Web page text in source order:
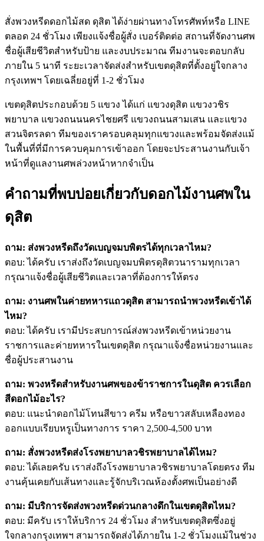
สั่งพวงหรีดดอกไม้สด ดุสิต ได้ง่ายผ่านทางโทรศัพท์หรือ LINE
ตลอด 24 ชั่วโมง เพียงแจ้งชื่อผู้สั่ง เบอร์ติดต่อ สถานที่จัดงานศพ
ชื่อผู้เสียชีวิตสำหรับป้าย และงบประมาณ ทีมงานจะตอบกลับ
ภายใน 5 นาที ระยะเวลาจัดส่งสำหรับเขตดุสิตที่ตั้งอยู่ใจกลาง
กรุงเทพฯ โดยเฉลี่ยอยู่ที่ 1-2 ชั่วโมง
เขตดุสิตประกอบด้วย 5 แขวง ได้แก่ แขวงดุสิต แขวงวชิร
พยาบาล แขวงถนนนครไชยศรี แขวงถนนสามเสน และแขวง
สวนจิตรลดา ทีมของเราครอบคลุมทุกแขวงและพร้อมจัดส่งแม้
ในพื้นที่ที่มีการควบคุมการเข้าออก โดยจะประสานงานกับเจ้า
หน้าที่ดูแลงานศพล่วงหน้าหากจำเป็น
คำถามที่พบบ่อยเกี่ยวกับดอกไม้งานศพใน
ดุสิต
ถาม: ส่งพวงหรีดถึงวัดเบญจมบพิตรได้ทุกเวลาไหม?
ตอบ: ได้ครับ เราส่งถึงวัดเบญจมบพิตรดุสิตวนารามทุกเวลา
กรุณาแจ้งชื่อผู้เสียชีวิตและเวลาที่ต้องการให้ตรง
ถาม: งานศพในค่ายทหารแถวดุสิต สามารถนำพวงหรีดเข้าได้
ไหม?
ตอบ: ได้ครับ เรามีประสบการณ์ส่งพวงหรีดเข้าหน่วยงาน
ราชการและค่ายทหารในเขตดุสิต กรุณาแจ้งชื่อหน่วยงานและ
ชื่อผู้ประสานงาน
ถาม: พวงหรีดสำหรับงานศพของข้าราชการในดุสิต ควรเลือก
สีดอกไม้อะไร?
ตอบ: แนะนำดอกไม้โทนสีขาว ครีม หรือขาวสลับเหลืองทอง
ออกแบบเรียบหรูเป็นทางการ ราคา 2,500-4,500 บาท
ถาม: สั่งพวงหรีดส่งโรงพยาบาลวชิรพยาบาลได้ไหม?
ตอบ: ได้เลยครับ เราส่งถึงโรงพยาบาลวชิรพยาบาลโดยตรง ทีม
งานคุ้นเคยกับเส้นทางและรู้จักบริเวณห้องตั้งศพเป็นอย่างดี
ถาม: มีบริการจัดส่งพวงหรีดด่วนกลางดึกในเขตดุสิตไหม?
ตอบ: มีครับ เราให้บริการ 24 ชั่วโมง สำหรับเขตดุสิตซึ่งอยู่
ใจกลางกรุงเทพฯ สามารถจัดส่งได้ภายใน 1-2 ชั่วโมงแม้ในช่วง